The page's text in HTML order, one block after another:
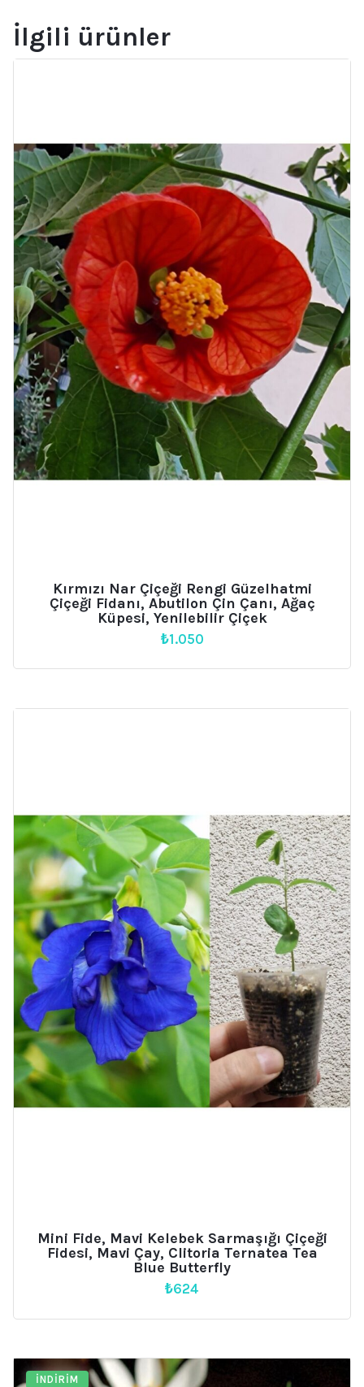
İlgili ürünler
Kırmızı Nar Çiçeği Rengi Güzelhatmi
Çiçeği Fidanı, Abutilon Çin Çanı, Ağaç
Küpesi, Yenilebilir Çiçek
₺1.050
Mini Fide, Mavi Kelebek Sarmaşığı Çiçeği
Fidesi, Mavi Çay, Clitoria Ternatea Tea
Blue Butterfly
₺624
İNDIRIM